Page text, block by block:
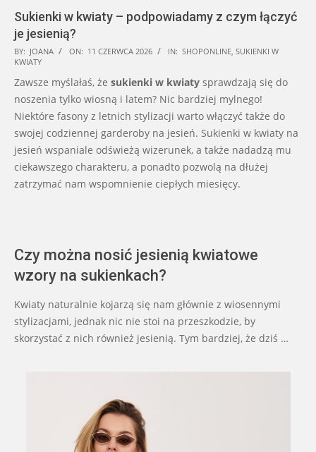
Sukienki w kwiaty – podpowiadamy z czym łączyć
je jesienią?
2026-
06-
11
BY: JOANA ON: 11 CZERWCA 2026 IN: SHOPONLINE, SUKIENKI W
KWIATY
Zawsze myślałaś, że sukienki w kwiaty sprawdzają się do
noszenia tylko wiosną i latem? Nic bardziej mylnego!
Niektóre fasony z letnich stylizacji warto włączyć także do
swojej codziennej garderoby na jesień. Sukienki w kwiaty na
jesień wspaniale odświeżą wizerunek, a także nadadzą mu
ciekawszego charakteru, a ponadto pozwolą na dłużej
zatrzymać nam wspomnienie ciepłych miesięcy.
Czy można nosić jesienią kwiatowe
wzory na sukienkach?
Kwiaty naturalnie kojarzą się nam głównie z wiosennymi
stylizacjami, jednak nic nie stoi na przeszkodzie, by
skorzystać z nich również jesienią. Tym bardziej, że dziś …